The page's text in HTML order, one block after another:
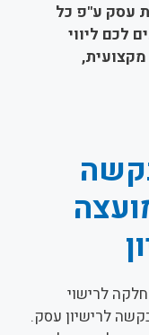
עסק ע"פ כל
לכם ליווי
לרישוי
לרישיון עסק.